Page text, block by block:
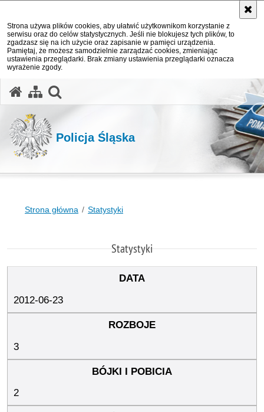
Strona używa plików cookies, aby ułatwić użytkownikom korzystanie z
serwisu oraz do celów statystycznych. Jeśli nie blokujesz tych plików, to
zgadzasz się na ich użycie oraz zapisanie w pamięci urządzenia.
Pamiętaj, że możesz samodzielnie zarządzać cookies, zmieniając
ustawienia przeglądarki. Brak zmiany ustawienia przeglądarki oznacza
wyrażenie zgody.
Policja Śląska
Strona główna Statystyki
Statystyki
2012-06-23
3
2